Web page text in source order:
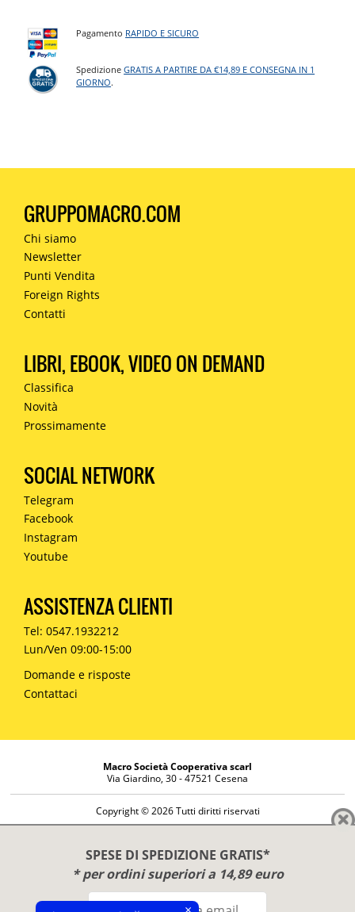
SPESE DI SPEDIZIONE GRATIS*
* per ordini superiori a 14,89 euro
Pagamento RAPIDO E SICURO
SpedizioneGRATIS A PARTIRE DA €14,89 E CONSEGNA IN 1
GIORNO.
GRUPPOMACRO.COM
Chi siamo
Newsletter
Punti Vendita
Foreign Rights
Contatti
LIBRI, EBOOK, VIDEO ON DEMAND
Classifica
Novità
Prossimamente
SOCIAL NETWORK
Telegram
Facebook
Instagram
Youtube
ASSISTENZA CLIENTI
Tel: 0547.1932212
Lun/Ven 09:00-15:00
Domande e risposte
Contattaci
Macro Società Cooperativa scarl
Via Giardino, 30 - 47521 Cesena
Copyright © 2026 Tutti diritti riservati
Diritto di reso
Privacy Policy